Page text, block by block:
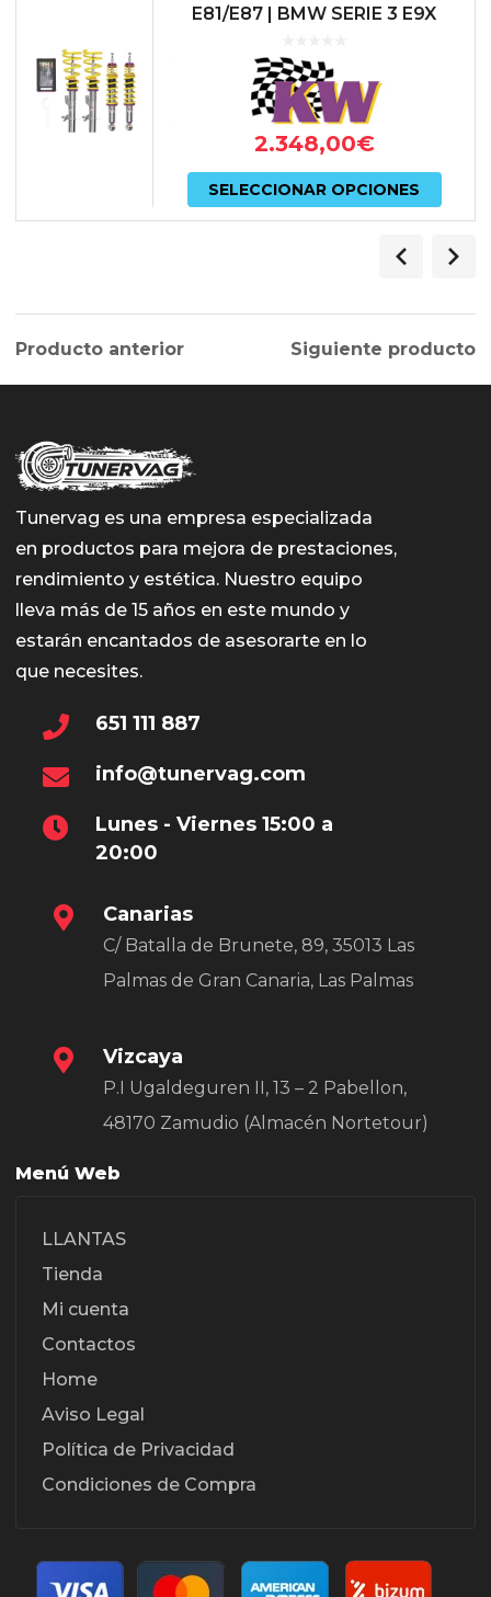
E81/E87 | BMW SERIE 3 E9X
2.348,00€
SELECCIONAR OPCIONES
Este
tiene
Las
Producto anterior Siguiente producto
Tunervag es una empresa especializada
en productos para mejora de prestaciones,
rendimiento y estética. Nuestro equipo
lleva más de 15 años en este mundo y
estarán encantados de asesorarte en lo
que necesites.
651 111 887
info@tunervag.com
Lunes - Viernes 15:00 a
20:00
Canarias
C/ Batalla de Brunete, 89, 35013 Las
Palmas de Gran Canaria, Las Palmas
Vizcaya
P.I Ugaldeguren II, 13 – 2 Pabellon,
48170 Zamudio (Almacén Nortetour)
Menú Web
LLANTAS
Tienda
Mi cuenta
Contactos
Home
Aviso Legal
Política de Privacidad
Condiciones de Compra